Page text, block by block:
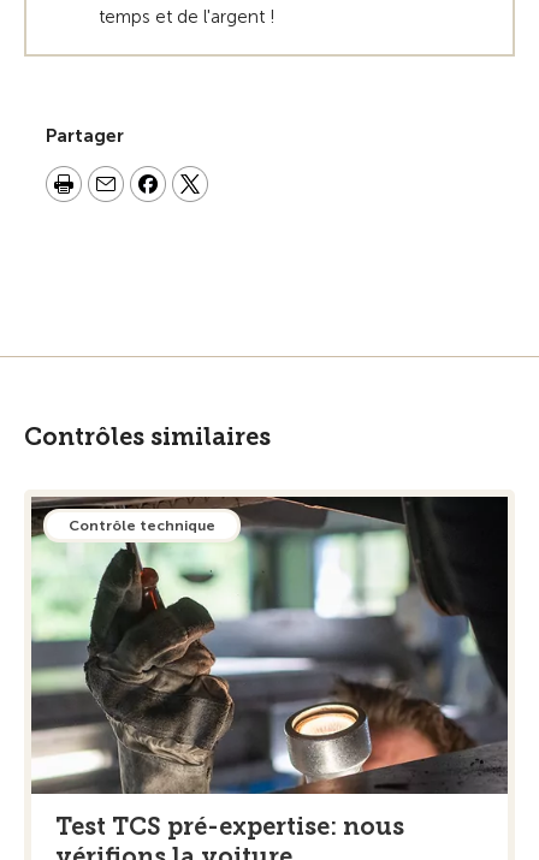
temps et de l'argent !
Partager
Contrôles similaires
Contrôle technique
Test TCS pré-expertise: nous